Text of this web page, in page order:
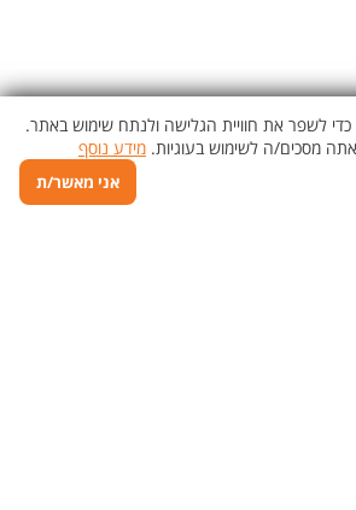
לשפר את חוויית הגלישה ולנתח שימוש באתר.
אתה מסכים/ה לשימוש בעוגיות. מידע נוסף
אני מאשר/ת